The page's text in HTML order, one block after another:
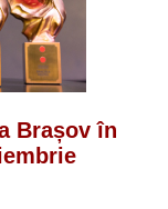
Brașov în